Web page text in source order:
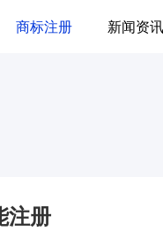
商标注册 新闻资讯
注册